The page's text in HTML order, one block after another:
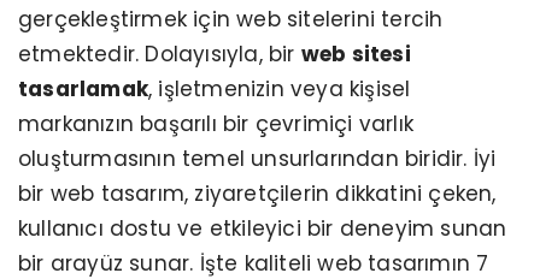
gerçekleştirmek için web sitelerini tercih
etmektedir. Dolayısıyla, bir web sitesi
tasarlamak, işletmenizin veya kişisel
markanızın başarılı bir çevrimiçi varlık
oluşturmasının temel unsurlarından biridir. İyi
bir web tasarım, ziyaretçilerin dikkatini çeken,
kullanıcı dostu ve etkileyici bir deneyim sunan
bir arayüz sunar. İşte kaliteli web tasarımın 7